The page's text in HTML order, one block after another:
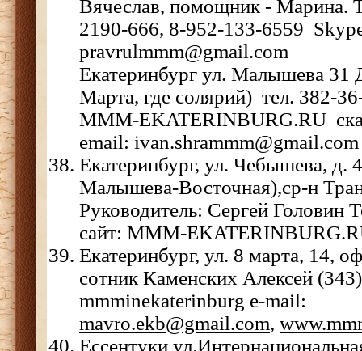
Вячеслав, помощник - Марина.
2190-666, 8-952-133-6559
pravrulmmm@gmail.com
Екатеринбург ул. Малышева 31
Марта, где солярий) тел. 382-
MMM-EKATERINBURG.RU
email: ivan.shrammm@gmail.com
Екатеринбург, ул. Чебышева, д.
Малышева-Восточная),ср-н
Руководитель: Сергей Головин
сайт: MMM-
Екатеринбург, ул. 8 марта, 14,
сотник Каменских Алексей
mmminekaterinburg e-mail:
mavro.ekb@gmail.com,
Ессентуки